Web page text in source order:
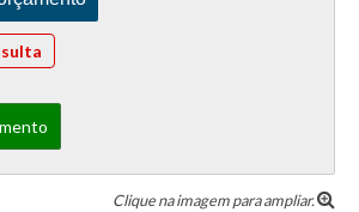
Clique na imagem para ampliar.